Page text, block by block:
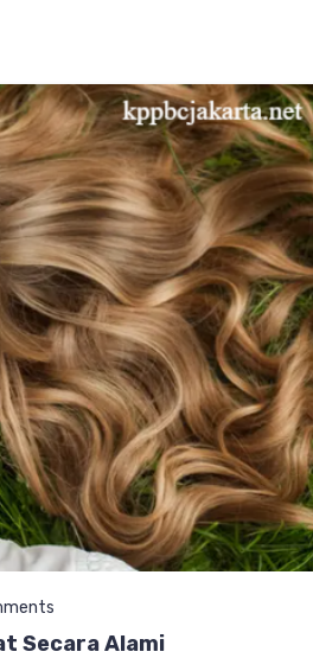
Secara Alami